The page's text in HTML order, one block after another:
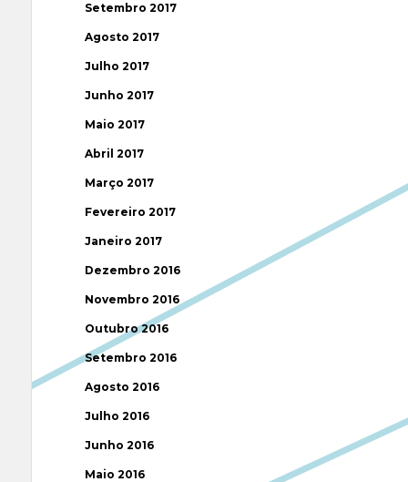
Setembro 2017
Agosto 2017
Julho 2017
Junho 2017
Maio 2017
Abril 2017
Março 2017
Fevereiro 2017
Janeiro 2017
Dezembro 2016
Novembro 2016
Outubro 2016
Setembro 2016
Agosto 2016
Julho 2016
Junho 2016
Maio 2016